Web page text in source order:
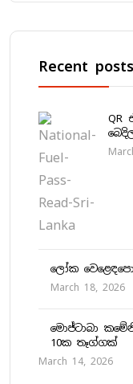
Recent posts
QR
ලෝක
March 18, 2026
මොජ්ටාබා
10ක තෑග්ගක්
March 14, 2026